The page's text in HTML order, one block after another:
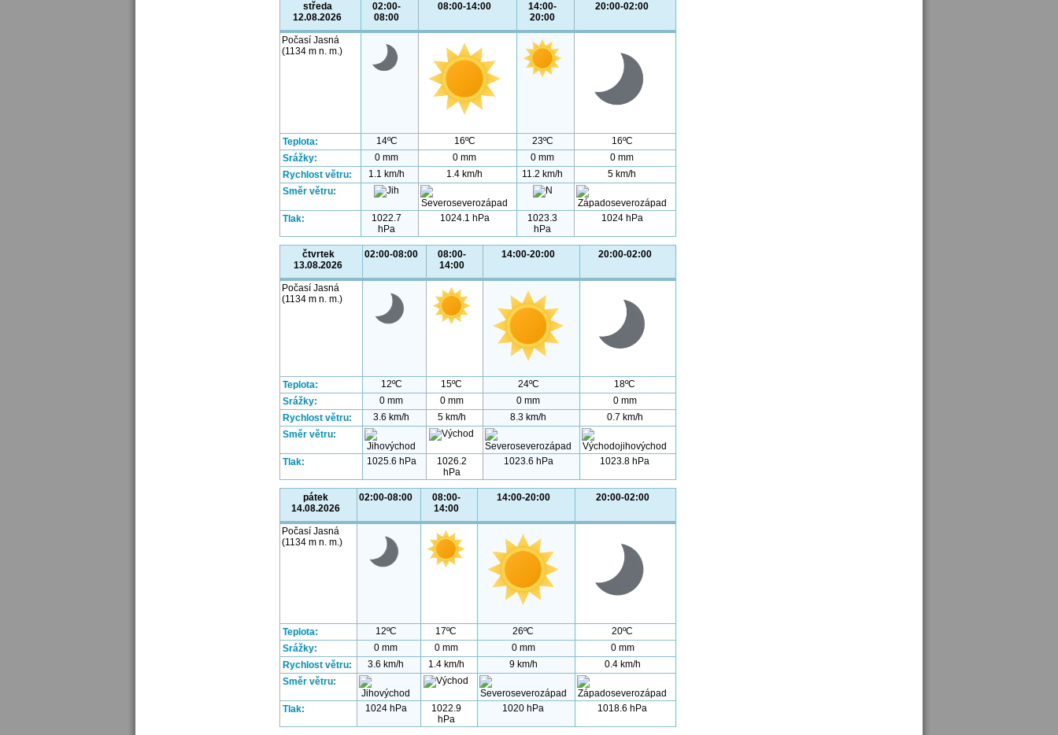
středa
12.08.2026
02:00-
08:00
08:00-14:00
14:00-
20:00
20:00-02:00
Počasí Jasná
(1134 m n. m.)
Teplota: 14ºC 16ºC 23ºC
16ºC
Srážky:
0 mm 0 mm 0 mm
0 mm
Rychlost větru:
1.1 km/h 1.4 km/h 11.2 km/h
5 km/h
Směr větru:
Tlak:
1022.7
hPa
1024.1 hPa
1023.3
hPa
1024 hPa
čtvrtek
13.08.2026
02:00-08:00
08:00-
14:00
14:00-20:00 20:00-02:00
Počasí Jasná
(1134 m n. m.)
Teplota: 12ºC 15ºC 24ºC
18ºC
Srážky:
0 mm 0 mm 0 mm
0 mm
Rychlost větru:
3.6 km/h 5 km/h 8.3 km/h
0.7 km/h
Směr větru:
Tlak: 1025.6 hPa
1026.2
hPa
1023.6 hPa 1023.8 hPa
pátek
14.08.2026
02:00-08:00
08:00-
14:00
14:00-20:00 20:00-02:00
Počasí Jasná
(1134 m n. m.)
Teplota: 12ºC 17ºC 26ºC
20ºC
Srážky:
0 mm 0 mm 0 mm
0 mm
Rychlost větru:
3.6 km/h 1.4 km/h 9 km/h
0.4 km/h
Směr větru:
Tlak: 1024 hPa
1022.9
hPa
1020 hPa 1018.6 hPa